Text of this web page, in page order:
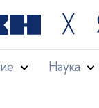
╳
Наука